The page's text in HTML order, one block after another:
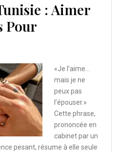
: Aimer
Pour
«Je l’aime…
mais je ne
peux pas
l’épouser.»
Cette phrase,
prononcée en
cabinet par un
pesant, résume à elle seule